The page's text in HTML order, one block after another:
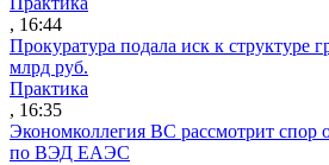
, 16:44
Прокуратура подала иск к структуре
млрд руб.
Практика
, 16:35
Экономколлегия ВС рассмотрит спор
по ВЭД ЕАЭС